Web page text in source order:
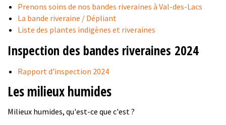
Prenons soins de nos bandes riveraines à Val-des-Lacs
La bande riveraine / Dépliant
Liste des plantes indigènes et riveraines
Inspection des bandes riveraines 2024
Rapport d'inspection 2024
Les milieux humides
Milieux humides, qu'est-ce que c'est ?